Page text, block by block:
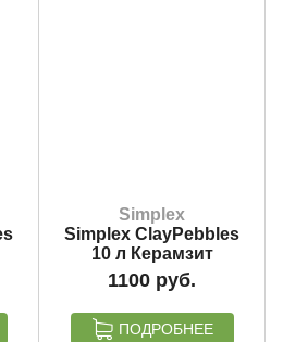
Simplex
Simplex ClayPebbles
10 л Керамзит
1100
ПОДРОБНЕЕ